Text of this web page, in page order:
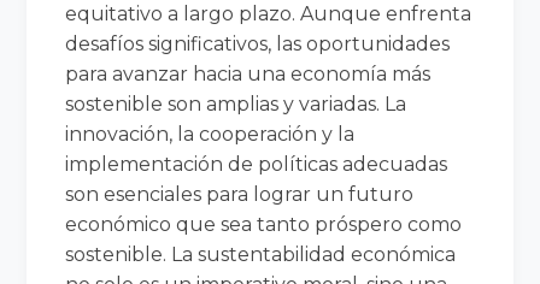
equitativo a largo plazo. Aunque enfrenta
desafíos significativos, las oportunidades
para avanzar hacia una economía más
sostenible son amplias y variadas. La
innovación, la cooperación y la
implementación de políticas adecuadas
son esenciales para lograr un futuro
económico que sea tanto próspero como
sostenible. La sustentabilidad económica